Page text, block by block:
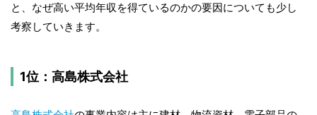
と、なぜ高い平均年収を得ているのかの要因についても少し
考察していきます。
1位：高島株式会社